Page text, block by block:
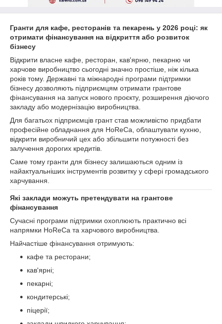
Гранти для кафе, ресторанів та пекарень у 2026 році: як
отримати фінансування на відкриття або розвиток
бізнесу
Відкрити власне кафе, ресторан, кав'ярню, пекарню чи
харчове виробництво сьогодні значно простіше, ніж кілька
років тому. Державні та міжнародні програми підтримки
бізнесу дозволяють підприємцям отримати грантове
фінансування на запуск нового проєкту, розширення діючого
закладу або модернізацію виробництва.
Для багатьох підприємців грант став можливістю придбати
професійне обладнання для HoReCa, облаштувати кухню,
відкрити виробничий цех або збільшити потужності без
залучення дорогих кредитів.
Саме тому гранти для бізнесу залишаються одним із
найактуальніших інструментів розвитку у сфері громадського
харчування.
Які заклади можуть претендувати на грантове
фінансування
Сучасні програми підтримки охоплюють практично всі
напрямки HoReCa та харчового виробництва.
Найчастіше фінансування отримують:
кафе та ресторани;
кав'ярні;
пекарні;
кондитерські;
піцерії;